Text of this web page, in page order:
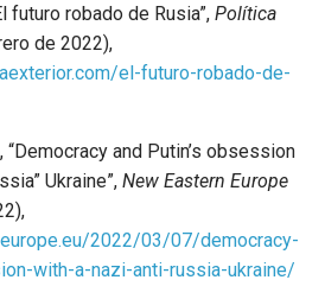
futuro robado de Rusia”, Política
de 2022),
el-futuro-robado-de-
and Putin’s obsession
Ukraine”, New Eastern Europe
2022/03/07/democracy-
with-a-nazi-anti-russia-ukraine/